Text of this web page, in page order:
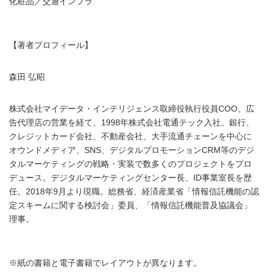
【著者プロフィール】
森田 弘昭
株式会社マイデータ・インテリジェンス取締役執行役員COO。広
告代理店の営業を経て、1998年株式会社電通テック入社。銀行、
クレジットカード会社、不動産会社、大手流通チェーンを中心に
オウンドメディア、SNS、デジタルプロモーションCRM等のデジ
タルマーケティングの戦略・実装で数多くのプロジェクトをプロ
デュース。デジタルマーケティングセンター長、ID事業室長を歴
任。2018年9月より現職。総務省、経済産業省「情報信託機能の認
定スキームに関する検討会」委員、「情報信託機能普及協議会」
理事。
※紙の書籍と電子書籍でレイアウトが異なります。